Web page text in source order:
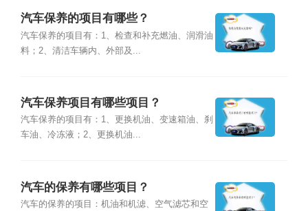
汽车保养的项目有哪些？
汽车保养的项目有：1、检查和补充燃油、润滑油
料；2、清洁车辆内、外部及...
汽车保养项目有哪些项目？
汽车保养的项目有：1、更换机油、变速箱油、刹
车油、冷冻液；2、更换机油...
汽车的保养有哪些项目？
汽车的保养的项目：机油和机滤、空气滤芯和空